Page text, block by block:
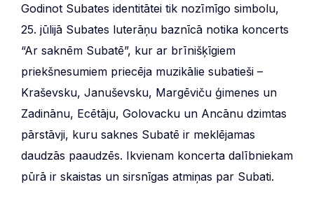
Godinot Subates identitātei tik nozīmīgo simbolu,
25. jūlijā Subates luterāņu baznīcā notika koncerts
“Ar saknēm Subatē”, kur ar brīnišķīgiem
priekšnesumiem priecēja muzikālie subatieši –
Kraševsku, Januševsku, Margēviču ģimenes un
Zadinānu, Ecētāju, Golovacku un Ancānu dzimtas
pārstāvji, kuru saknes Subatē ir meklējamas
daudzās paaudzēs. Ikvienam koncerta dalībniekam
pūrā ir skaistas un sirsnīgas atmiņas par Subati.